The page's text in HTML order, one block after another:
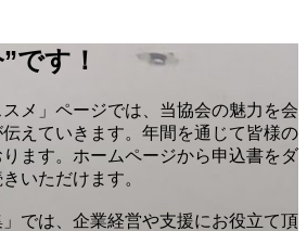
です！
スメ」ページでは、当協会の魅力を会
えていきます。年間を通じて皆様の
ます。ホームページから申込書をダ
いただけます。
」では、企業経営や支援にお役立て頂